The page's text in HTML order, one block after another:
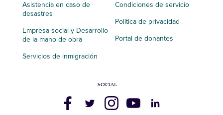
Asistencia en caso de
desastres
Empresa social y Desarrollo
de la mano de obra
Servicios de inmigración
Condiciones de servicio
Política de privacidad
Portal de donantes
SOCIAL